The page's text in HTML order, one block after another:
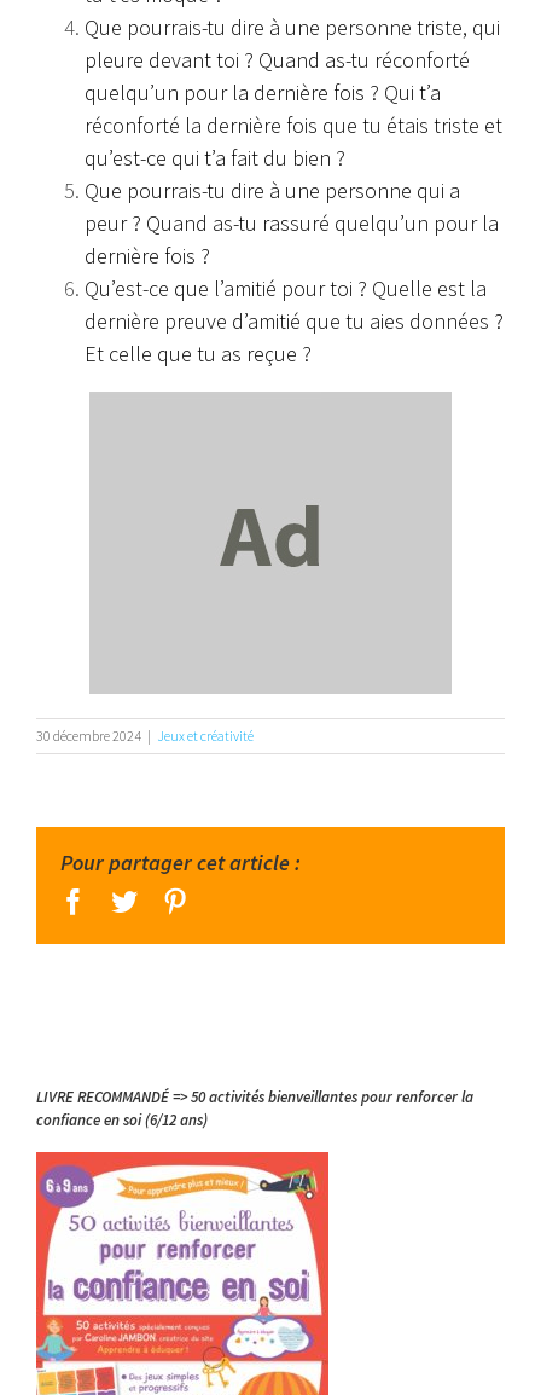
Que pourrais-tu dire à une personne triste, qui
pleure devant toi ? Quand as-tu réconforté
quelqu’un pour la dernière fois ? Qui t’a
réconforté la dernière fois que tu étais triste et
qu’est-ce qui t’a fait du bien ?
Que pourrais-tu dire à une personne qui a
peur ? Quand as-tu rassuré quelqu’un pour la
dernière fois ?
Qu’est-ce que l’amitié pour toi ? Quelle est la
dernière preuve d’amitié que tu aies données ?
Et celle que tu as reçue ?
30 décembre 2024 | Jeux et créativité
Pour partager cet article :
facebook
twitter
LIVRE RECOMMANDÉ => 50 activités bienveillantes pour renforcer la
confiance en soi (6/12 ans)